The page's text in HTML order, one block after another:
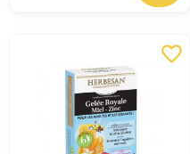
favorite_border